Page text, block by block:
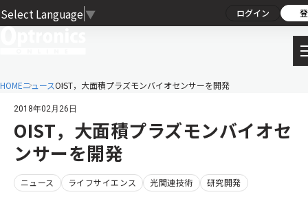
Select Language ▼ ログイン
HOMEニュースOIST，大面積プラズモンバイオセンサーを開発
2018年02月26日
OIST，大面積プラズモンバイオセ
ンサーを開発
ニュース ライフサイエンス 光関連技術 研究開発